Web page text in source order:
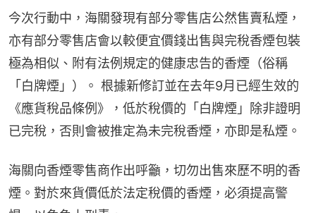
今次行動中，海關發現有部分零售店公然售賣私煙，
亦有部分零售店會以較便宜價錢出售與完稅香煙包裝
極為相似、附有法例規定的健康忠告的香煙（俗稱
「白牌煙」）。 根據新修訂並在去年9月已經生效的
《應貨稅品條例》，低於稅價的「白牌煙」除非證明
已完稅，否則會被推定為未完稅香煙，亦即是私煙。
海關向香煙零售商作出呼籲，切勿出售來歷不明的香
煙。對於來貨價低於法定稅價的香煙，必須提高警